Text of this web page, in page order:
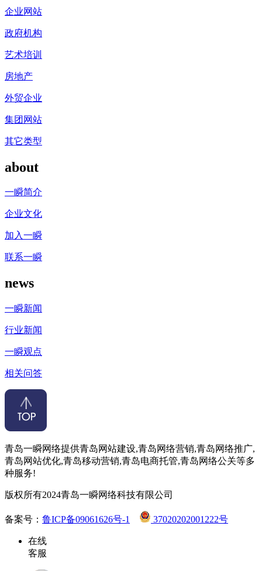
企业网站
政府机构
艺术培训
房地产
外贸企业
集团网站
其它类型
about
一瞬简介
企业文化
加入一瞬
联系一瞬
news
一瞬新闻
行业新闻
一瞬观点
相关问答
青岛一瞬网络提供青岛网站建设,青岛网络营销,青岛网络推广,
青岛网站优化,青岛移动营销,青岛电商托管,青岛网络公关等多
种服务!
版权所有2024青岛一瞬网络科技有限公司
备案号： 鲁ICP备09061626号-1 37020202001222号
在线
客服